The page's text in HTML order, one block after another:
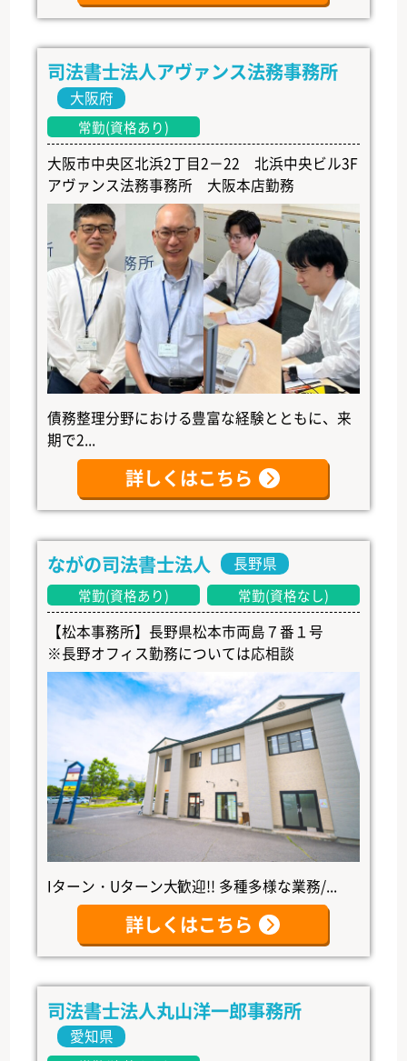
司法書士法人アヴァンス法務事務所
大阪府
常勤(資格あり)
大阪市中央区北浜2丁目2－22 北浜中央ビル3F
アヴァンス法務事務所 大阪本店勤務
債務整理分野における豊富な経験とともに、来
期で2...
詳しくはこちら
ながの司法書士法人 長野県
常勤(資格あり) 常勤(資格なし)
【松本事務所】長野県松本市両島７番１号
※長野オフィス勤務については応相談
Iターン・Uターン大歓迎!! 多種多様な業務/...
詳しくはこちら
司法書士法人丸山洋一郎事務所
愛知県